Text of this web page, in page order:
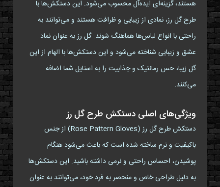
هستند، گزینه‌ای ایده‌آل محسوب می‌شود. این دستکش‌ها با
طرح گل رز، نمادی از زیبایی و ظرافت هستند و می‌توانند به
راحتی با انواع لباس‌ها هماهنگ شوند. گل رز به عنوان نماد
عشق و زیبایی شناخته می‌شود و این دستکش‌ها با الهام از این
گل زیبا، حس رمانتیک و جذابیت را به استایل شما اضافه
می‌کنند.
ویژگی‌های اصلی دستکش طرح گل رز
دستکش طرح گل رز (Rose Pattern Gloves) از جنس
باکیفیت و نرم ساخته شده است که باعث می‌شود هنگام
پوشیدن، احساس راحتی و نرمی داشته باشید. این دستکش‌ها
به دلیل طراحی خاص و منحصر به فرد خود، می‌توانند به عنوان